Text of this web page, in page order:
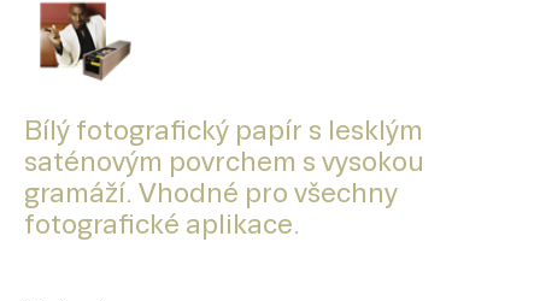
Bílý fotografický papír s lesklým
saténovým povrchem s vysokou
gramáží. Vhodné pro všechny
fotografické aplikace.